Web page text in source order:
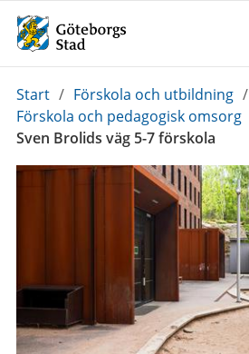
Du
är
här:
Start / Förskola och utbildning /
Förskola och pedagogisk omsorg
Sven Brolids väg 5-7 förskola